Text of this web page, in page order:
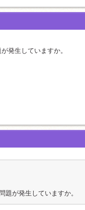
発生していますか。
が発生していますか。